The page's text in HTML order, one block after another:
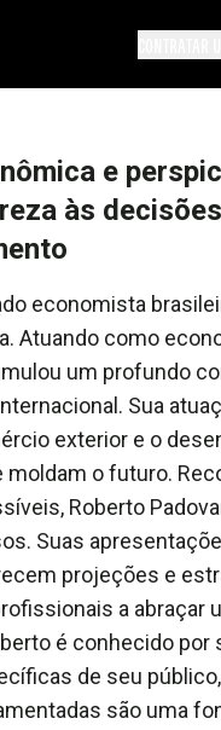
e
às
economista
Atuando como
um profundo
Sua
exterior e o
o futuro.
Roberto
Suas
projeções e
a
é conhecido por
de seu
são uma